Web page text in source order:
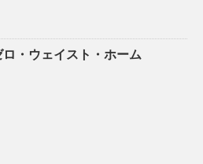
・ウェイスト・ホーム